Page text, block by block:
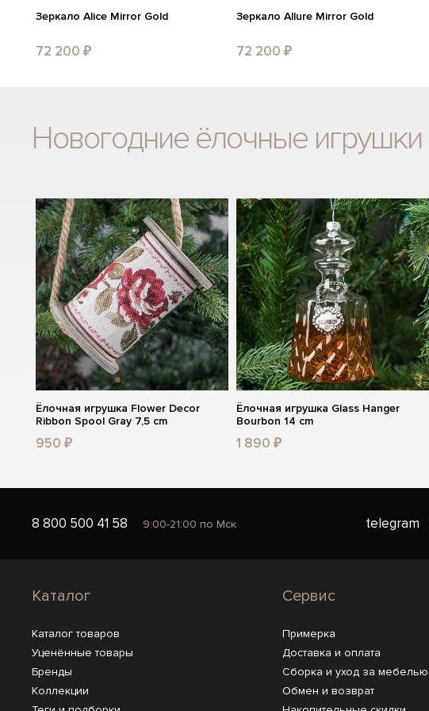
Зеркало Alice Mirror Gold
72 200 ₽
Зеркало Allure Mirror Gold
72 200 ₽
Новогодние ёлочные игрушки
Ёлочная игрушка Flower Decor
Ribbon Spool Gray 7,5 cm
950 ₽
Ёлочная игрушка Glass Hanger
Bourbon 14 cm
1 890 ₽
8 800 500 41 58 9:00-21:00 по Мск telegram
Каталог
Каталог товаров
Уценённые товары
Бренды
Коллекции
Сервис
Примерка
Доставка и оплата
Сборка и уход за мебелью
Обмен и возврат